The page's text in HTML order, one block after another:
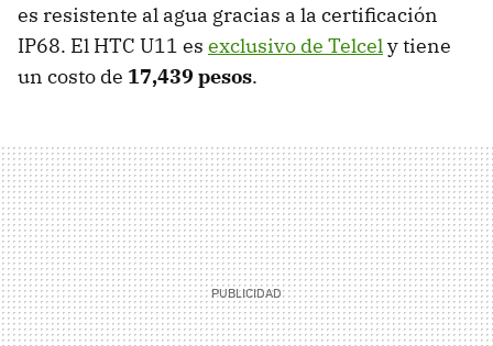
es resistente al agua gracias a la certificación
IP68. El HTC U11 es exclusivo de Telcel y tiene
un costo de 17,439 pesos.